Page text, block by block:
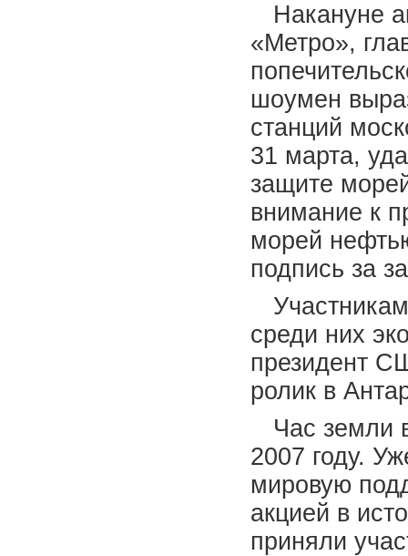
Накануне
«Метро»,
шоумен
станций
31 марта,
защите
внимание к
морей
подпись за
среди них
президент
ролик в
Час земли
2007 году.
мировую
акцией в
приняли